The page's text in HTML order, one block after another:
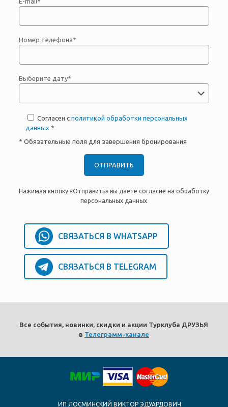
Номер телефона*
Выберите дату*
Согласен с политикой обработки персональных
данных *
* Обязательные поля для завершения бронирования
Нажимая кнопку «Отправить» вы даете согласие на обработку
персональных данных
СВЯЗАТЬСЯ В WHATSAPP
СВЯЗАТЬСЯ В TELEGRAM
Все события, новинки, скидки и акции Турклуба ДРУЗЬЯ
в Телеграмм-канале
ИП ЛОСМИНСКИЙ ВИКТОР ЭДУАРДОВИЧ